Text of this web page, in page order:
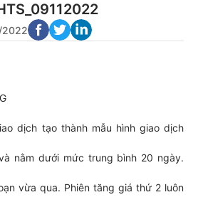
2022
dịch tạo thành mẫu hình giao dịch
nằm dưới mức trung bình 20 ngày.
vừa qua. Phiên tăng giá thứ 2 luôn